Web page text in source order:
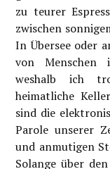
zu teurer
zwischen
In Übersee oder
von Menschen
weshalb ich
heimatliche
sind die
Parole unserer
und anmutigen
Solange über